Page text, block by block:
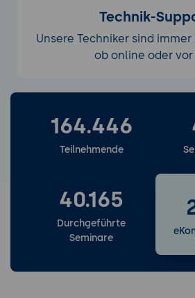
Technik-
Unsere Techniker sind
ob online oder vor
Weitere Services
164.446
Teilnehmende
40.165
Durchgeführte
Seminare